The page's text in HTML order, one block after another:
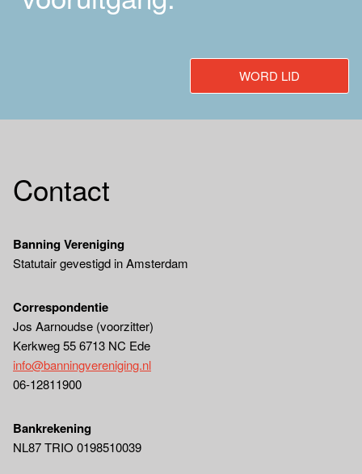
WORD LID
Contact
Banning Vereniging
Statutair gevestigd in Amsterdam
Correspondentie
Jos Aarnoudse (voorzitter)
Kerkweg 55 6713 NC Ede
info@banningvereniging.nl
06-12811900
Bankrekening
NL87 TRIO 0198510039